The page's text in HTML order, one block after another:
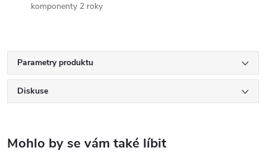
komponenty 2 roky
Parametry produktu
Diskuse